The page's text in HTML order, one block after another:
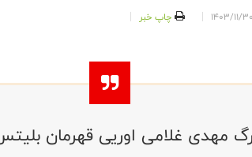
1403/11/30 چاپ خبر
مهدی غلامی اوریی قهرمان